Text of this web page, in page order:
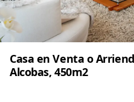
Casa en Venta o
Alcobas, 450m2